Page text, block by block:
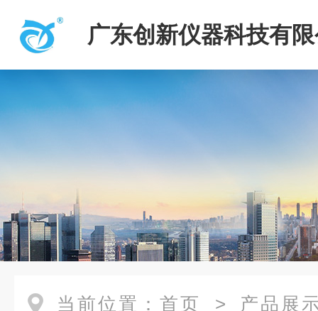
广东创新仪器科技有
当前位置： 首页 > 产品展